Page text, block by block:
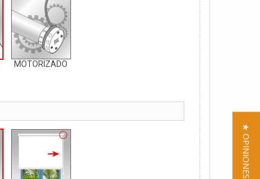
MOTORIZADO
★ OPINIONES